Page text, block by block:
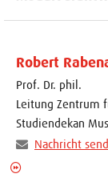
Robert
Prof. Dr. phil.
Leitung Zentrum
Studiendekan
Nachricht